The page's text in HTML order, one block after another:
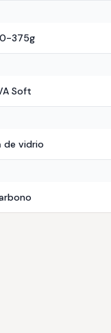
375g
Soft
de vidrio